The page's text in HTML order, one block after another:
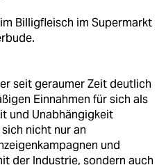
Billigfleisch im Supermarkt
seit geraumer Zeit deutlich
Einnahmen für sich als
und Unabhängigkeit
nicht nur an
und
der Industrie, sondern auch